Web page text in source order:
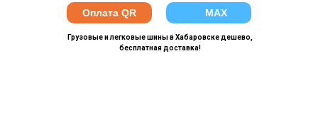
MAX
Грузовые и легковые шины в Хабаровске дешево,
бесплатная доставка!
Оплата QR